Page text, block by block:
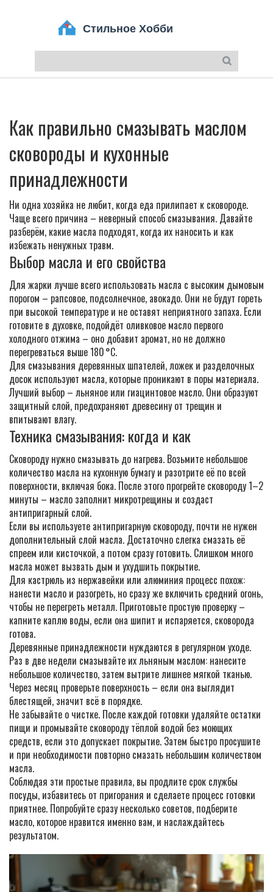
Как правильно смазывать маслом
сковороды и кухонные
принадлежности
Ни одна хозяйка не любит, когда еда прилипает к сковороде.
Чаще всего причина – неверный способ смазывания. Давайте
разберём, какие масла подходят, когда их наносить и как
избежать ненужных травм.
Выбор масла и его свойства
Для жарки лучше всего использовать масла с высоким дымовым
порогом – рапсовое, подсолнечное, авокадо. Они не будут гореть
при высокой температуре и не оставят неприятного запаха. Если
готовите в духовке, подойдёт оливковое масло первого
холодного отжима – оно добавит аромат, но не должно
перегреваться выше 180 °C.
Для смазывания деревянных шпателей, ложек и разделочных
досок используют масла, которые проникают в поры материала.
Лучший выбор – льняное или гиацинтовое масло. Они образуют
защитный слой, предохраняют древесину от трещин и
впитывают влагу.
Техника смазывания: когда и как
Сковороду нужно смазывать до нагрева. Возьмите небольшое
количество масла на кухонную бумагу и разотрите её по всей
поверхности, включая бока. После этого прогрейте сковороду 1–2
минуты – масло заполнит микротрещины и создаст
антипригарный слой.
Если вы используете антипригарную сковороду, почти не нужен
дополнительный слой масла. Достаточно слегка смазать её
спреем или кисточкой, а потом сразу готовить. Слишком много
масла может вызвать дым и ухудшить покрытие.
Для кастрюль из нержавейки или алюминия процесс похож:
нанести масло и разогреть, но сразу же включить средний огонь,
чтобы не перегреть металл. Приготовьте простую проверку –
капните каплю воды, если она шипит и испаряется, сковорода
готова.
Деревянные принадлежности нуждаются в регулярном уходе.
Раз в две недели смазывайте их льняным маслом: нанесите
небольшое количество, затем вытрите лишнее мягкой тканью.
Через месяц проверьте поверхность – если она выглядит
блестящей, значит всё в порядке.
Не забывайте о чистке. После каждой готовки удаляйте остатки
пищи и промывайте сковороду тёплой водой без моющих
средств, если это допускает покрытие. Затем быстро просушите
и при необходимости повторно смазать небольшим количеством
масла.
Соблюдая эти простые правила, вы продлите срок службы
посуды, избавитесь от пригорания и сделаете процесс готовки
приятнее. Попробуйте сразу несколько советов, подберите
масло, которое нравится именно вам, и наслаждайтесь
результатом.